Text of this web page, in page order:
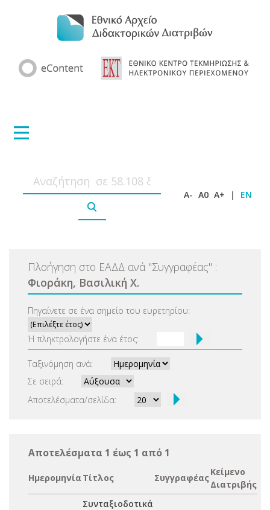
A- A0 A+ | EN
Πλοήγηση στο ΕΑΔΔ ανά "Συγγραφέας" :
Φιοράκη, Βασιλική Χ.
Πηγαίνετε σε ένα σημείο του ευρετηρίου:
Ή πληκτρολογήστε ένα έτος:
Ταξινόμηση ανά:
Σε σειρά:
Αποτελέσματα/σελίδα:
Αποτελέσματα 1 έως 1 από 1
Ημερομηνία Τίτλος Συγγραφέας
Κείμενο
Διατριβής
Συνταξιοδοτικά